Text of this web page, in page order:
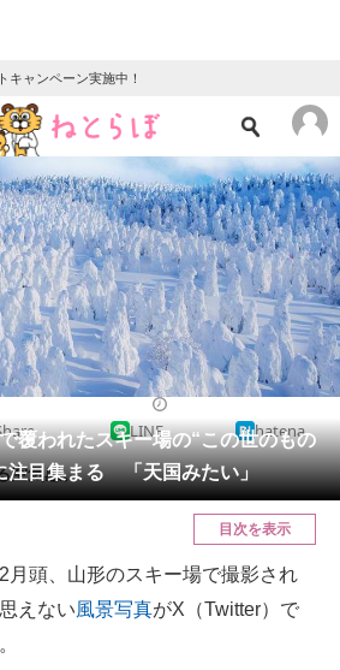
キャンペーン実施中！
ニュース
クイズ
地域
教育・育児
リサーチ
ンド
覆われたスキー場の“この世のもの
注目集まる 「天国みたい」
LINE hatena
空気感。
目次を表示
頭、山形のスキー場で撮影され
えない風景写真がX（Twitter）で